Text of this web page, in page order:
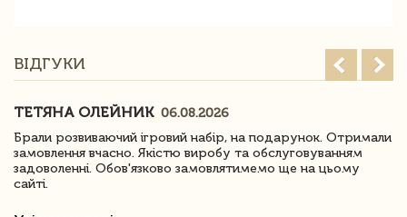
ВІДГУКИ
ТЕТЯНА ОЛЕЙНИК 06.08.2026
Брали розвиваючий ігровий набір, на подарунок. Отримали
замовлення вчасно. Якістю виробу та обслуговуванням
задоволенні. Обов'язково замовлятимемо ще на цьому
сайті.